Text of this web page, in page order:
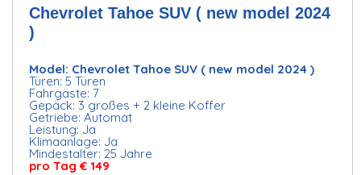
Chevrolet Tahoe SUV ( new model 2024
)
Model: Chevrolet Tahoe SUV ( new model 2024 )
Türen: 5 Türen
Fahrgäste: 7
Gepäck: 3 großes + 2 kleine Koffer
Getriebe: Automat
Leistung: Ja
Klimaanlage: Ja
Mindestalter: 25 Jahre
pro Tag € 149